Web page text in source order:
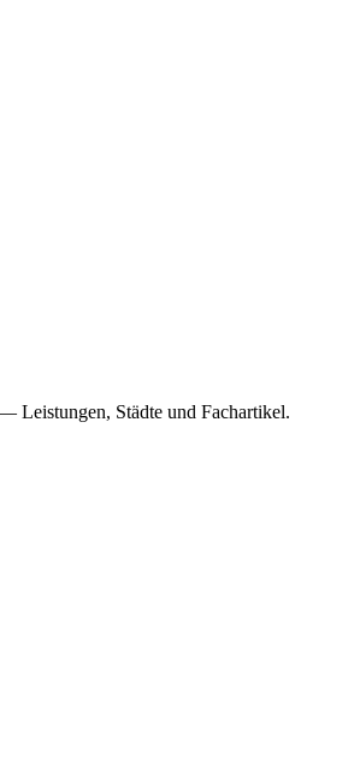
Leistungen, Städte und Fachartikel.